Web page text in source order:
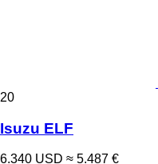
20
Isuzu ELF
6.340 USD ≈ 5.487 €